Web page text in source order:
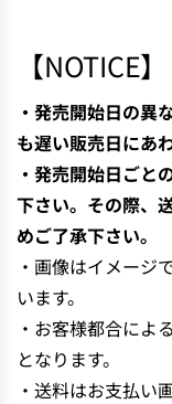
【NOTICE】
・発売開始日の異
も遅い販売日にあ
・発売開始日ごと
下さい。その際、
めご了承下さい。
・画像はイメージ
います。
・お客様都合によ
となります。
・送料はお支払い